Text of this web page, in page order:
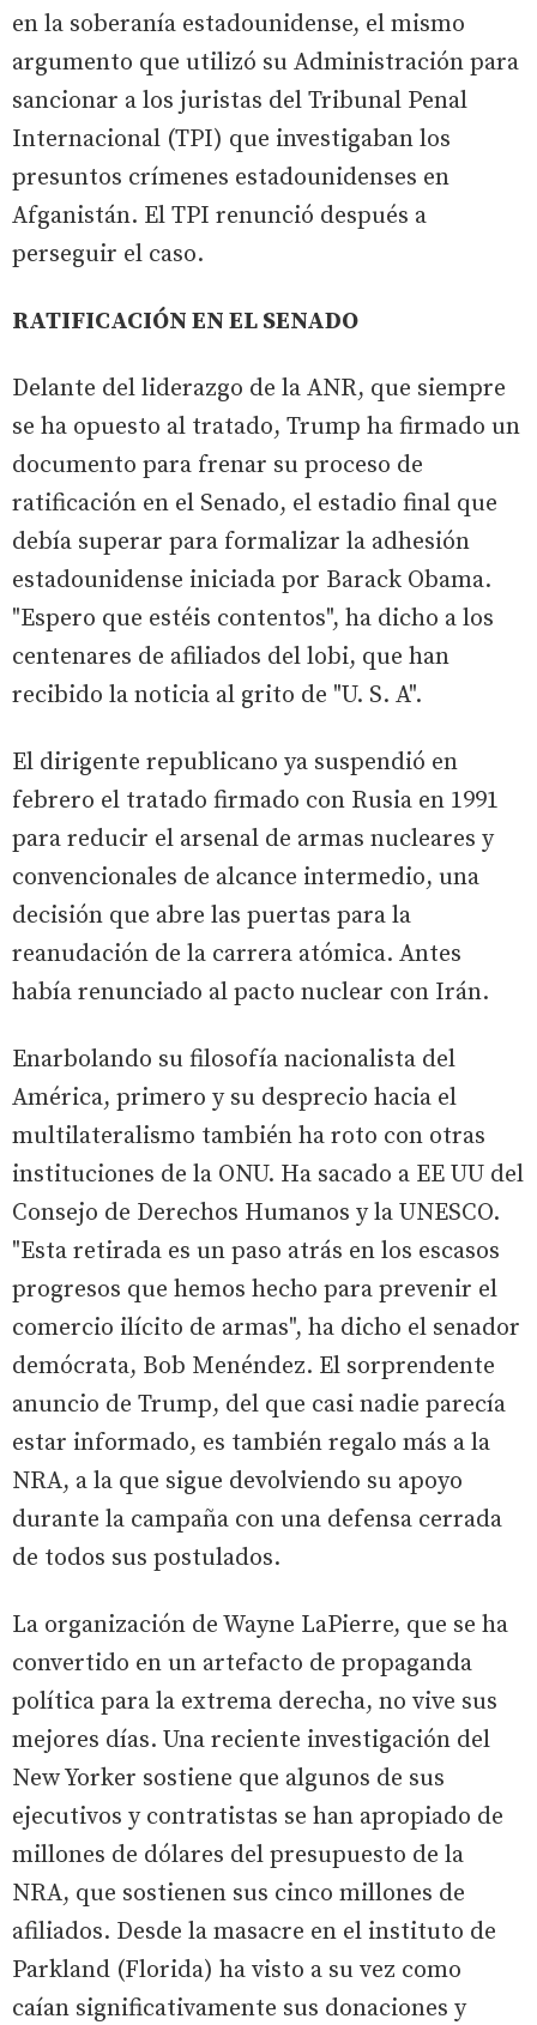
en la soberanía estadounidense, el mismo
argumento que utilizó su Administración para
sancionar a los juristas del Tribunal Penal
Internacional (TPI) que investigaban los
presuntos crímenes estadounidenses en
Afganistán. El TPI renunció después a
perseguir el caso.
RATIFICACIÓN EN EL SENADO
Delante del liderazgo de la ANR, que siempre
se ha opuesto al tratado, Trump ha firmado un
documento para frenar su proceso de
ratificación en el Senado, el estadio final que
debía superar para formalizar la adhesión
estadounidense iniciada por Barack Obama.
"Espero que estéis contentos", ha dicho a los
centenares de afiliados del lobi, que han
recibido la noticia al grito de "U. S. A".
El dirigente republicano ya suspendió en
febrero el tratado firmado con Rusia en 1991
para reducir el arsenal de armas nucleares y
convencionales de alcance intermedio, una
decisión que abre las puertas para la
reanudación de la carrera atómica. Antes
había renunciado al pacto nuclear con Irán.
Enarbolando su filosofía nacionalista del
América, primero y su desprecio hacia el
multilateralismo también ha roto con otras
instituciones de la ONU. Ha sacado a EE UU del
Consejo de Derechos Humanos y la UNESCO.
"Esta retirada es un paso atrás en los escasos
progresos que hemos hecho para prevenir el
comercio ilícito de armas", ha dicho el senador
demócrata, Bob Menéndez. El sorprendente
anuncio de Trump, del que casi nadie parecía
estar informado, es también regalo más a la
NRA, a la que sigue devolviendo su apoyo
durante la campaña con una defensa cerrada
de todos sus postulados.
La organización de Wayne LaPierre, que se ha
convertido en un artefacto de propaganda
política para la extrema derecha, no vive sus
mejores días. Una reciente investigación del
New Yorker sostiene que algunos de sus
ejecutivos y contratistas se han apropiado de
millones de dólares del presupuesto de la
NRA, que sostienen sus cinco millones de
afiliados. Desde la masacre en el instituto de
Parkland (Florida) ha visto a su vez como
caían significativamente sus donaciones y